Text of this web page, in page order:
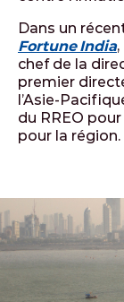
Dans un
Fortune India,
chef de la
premier
l’Asie-
du RREO
pour la région.